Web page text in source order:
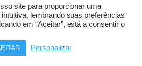
site para proporcionar uma
lembrando suas preferências
em “Aceitar”, está a consentir o
Personalizar